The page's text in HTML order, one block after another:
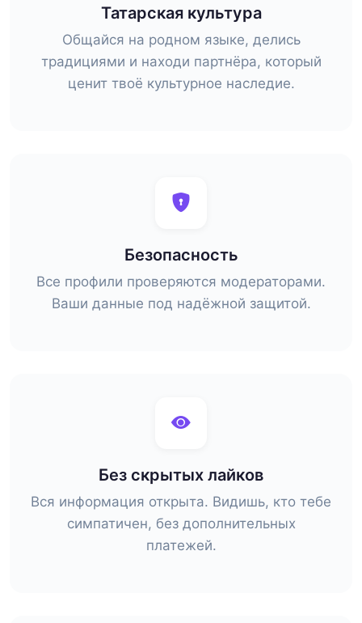
Татарская культура
Общайся на родном языке, делись
традициями и находи партнёра, который
ценит твоё культурное наследие.
Безопасность
Все профили проверяются модераторами.
Ваши данные под надёжной защитой.
Без скрытых лайков
Вся информация открыта. Видишь, кто тебе
симпатичен, без дополнительных
платежей.